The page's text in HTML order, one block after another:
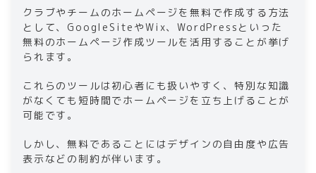
クラブやチームのホームページを無料で作成する方法
として、GoogleSiteやWix、WordPressといった
無料のホームページ作成ツールを活用することが挙げ
られます。
これらのツールは初心者にも扱いやすく、特別な知識
がなくても短時間でホームページを立ち上げることが
可能です。
しかし、無料であることにはデザインの自由度や広告
表示などの制約が伴います。